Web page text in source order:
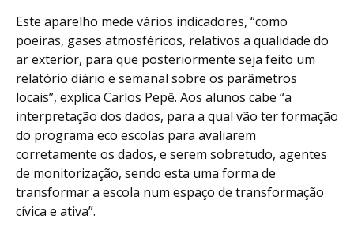
Este aparelho mede vários indicadores, “como
poeiras, gases atmosféricos, relativos a qualidade do
ar exterior, para que posteriormente seja feito um
relatório diário e semanal sobre os parâmetros
locais”, explica Carlos Pepê. Aos alunos cabe “a
interpretação dos dados, para a qual vão ter formação
do programa eco escolas para avaliarem
corretamente os dados, e serem sobretudo, agentes
de monitorização, sendo esta uma forma de
transformar a escola num espaço de transformação
cívica e ativa”.